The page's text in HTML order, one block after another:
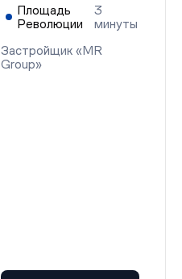
Площадь
Революции
3
минуты
Застройщик «MR
Group»